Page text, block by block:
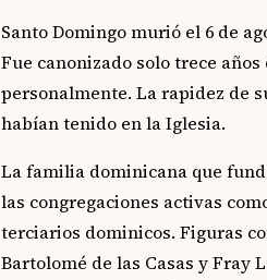
Santo Domingo murió el 6 de
Fue canonizado solo trece
personalmente. La rapidez de
habían tenido en la Iglesia.
La familia dominicana que
las congregaciones activas
terciarios dominicos. Figuras
Bartolomé de las Casas y